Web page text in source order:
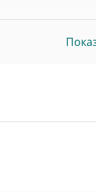
Вчерашний объем